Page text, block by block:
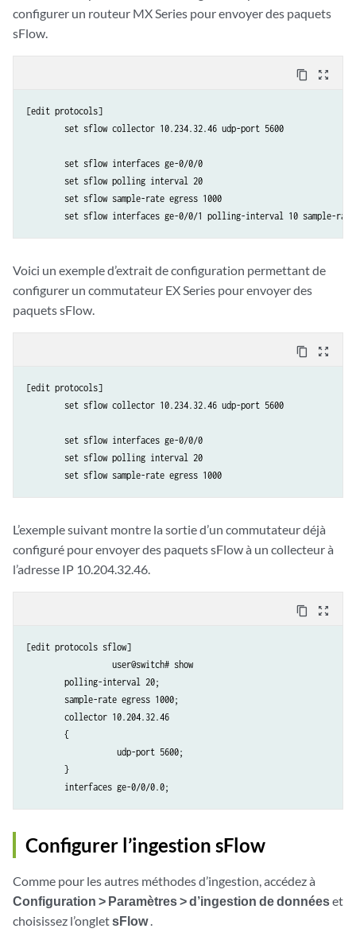
configurer un routeur MX Series pour envoyer des paquets
sFlow.
content_copy zoom_out_map
[edit protocols]
        set sflow collector 10.234.32.46 udp-port 5600
        set sflow interfaces ge-0/0/0
        set sflow polling interval 20
        set sflow sample-rate egress 1000
set sflow interfaces ge-0/0/1 polling-interval 10 sample-
Voici un exemple d’extrait de configuration permettant de
configurer un commutateur EX Series pour envoyer des
paquets sFlow.
content_copy zoom_out_map
[edit protocols]
        set sflow collector 10.234.32.46 udp-port 5600
        set sflow interfaces ge-0/0/0
        set sflow polling interval 20
L’exemple suivant montre la sortie d’un commutateur déjà
configuré pour envoyer des paquets sFlow à un collecteur à
l’adresse IP 10.204.32.46.
content_copy zoom_out_map
[edit protocols sflow]
        polling-interval 20;
        sample-rate egress 1000;
        collector 10.204.32.46
        {
        }
        interfaces ge-0/0/0.0;
Configurer l’ingestion sFlow
Comme pour les autres méthodes d’ingestion, accédez à
Configuration > Paramètres > d’ingestion de donnéeset
choisissez l’ongletsFlow.